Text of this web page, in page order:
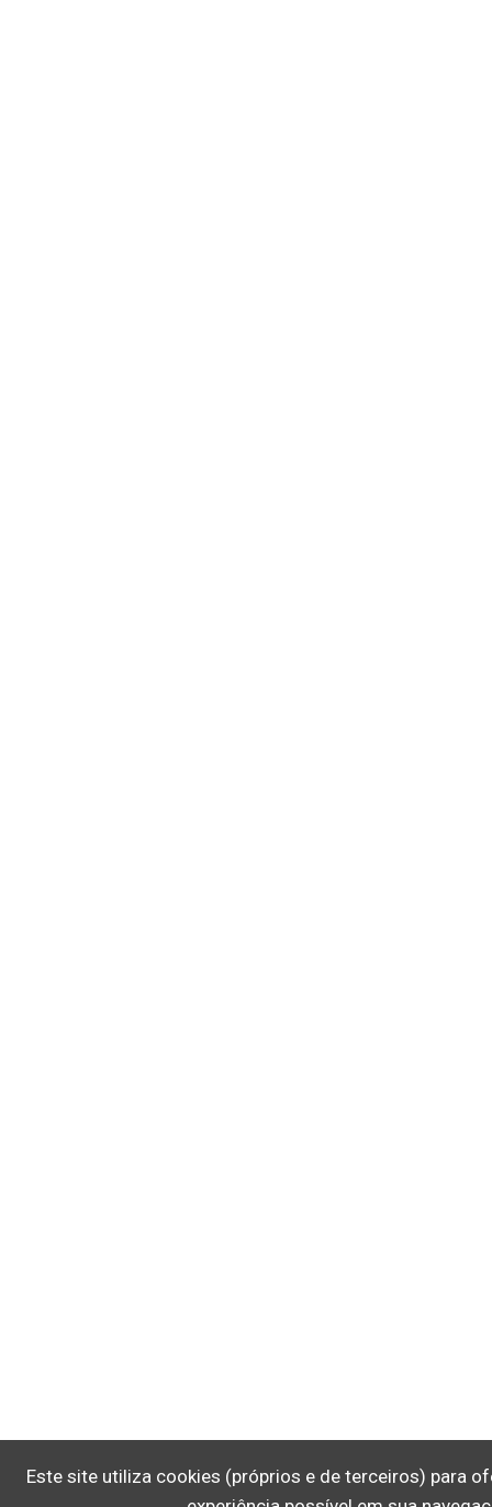
Este site utiliza cookies (próprios e de terceiros) para